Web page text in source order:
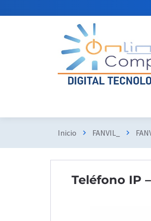
Inicio chevron_right FANVIL_ chevron_right
Teléfono IP